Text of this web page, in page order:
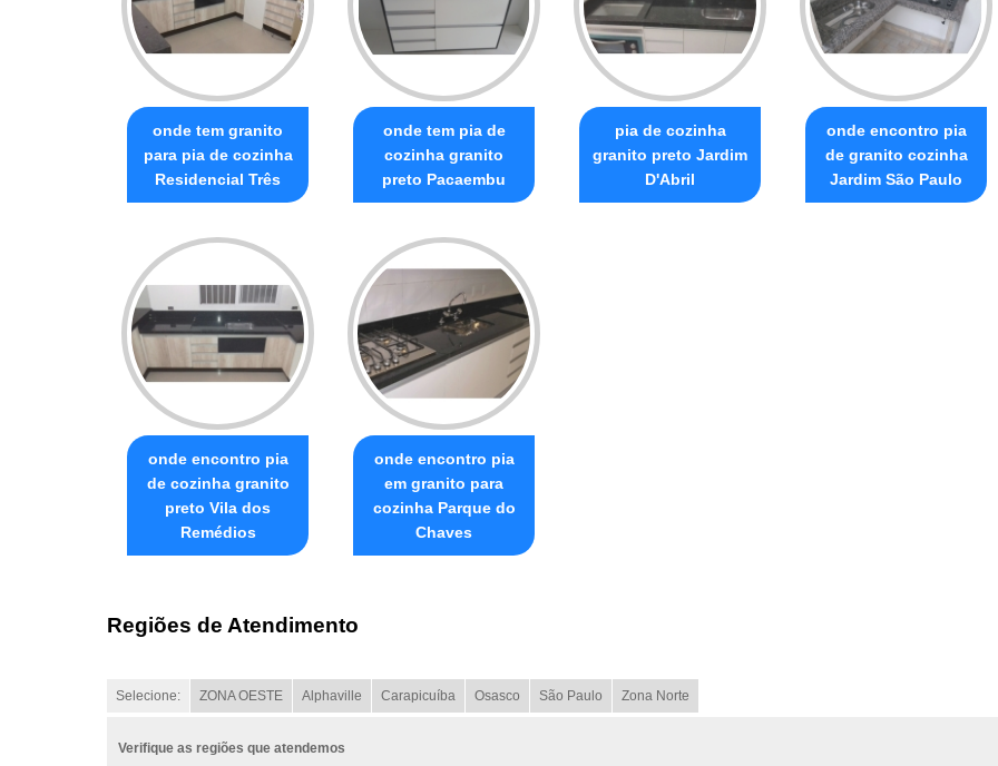
onde tem granito
para pia de cozinha
Residencial Três
onde tem pia de
cozinha granito
preto Pacaembu
pia de cozinha
granito preto Jardim
D'Abril
onde encontro pia
de granito cozinha
Jardim São Paulo
onde encontro pia
de cozinha granito
preto Vila dos
Remédios
onde encontro pia
em granito para
cozinha Parque do
Chaves
Regiões de Atendimento
Selecione: ZONA OESTE Alphaville Carapicuíba Osasco São Paulo Zona Norte
Verifique as regiões que atendemos